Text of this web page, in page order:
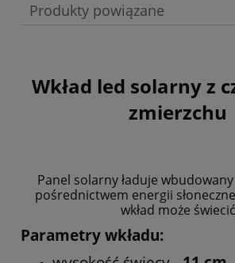
Produkty powiązane
Wkład led solarny z
zmierzchu
Panel solarny ładuje
pośrednictwem energii
wkład może świecić
Parametry wkładu: